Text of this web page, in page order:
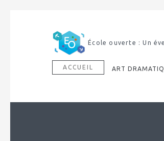
École ouverte : Un
ACCUEIL ART